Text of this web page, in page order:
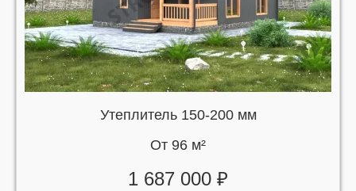
Утеплитель 150-200 мм
От 96 м²
1 687 000 ₽